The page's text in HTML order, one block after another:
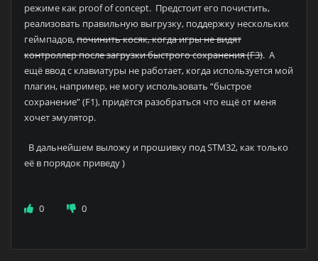
режиме как proof of concept. Предстоит его почистить,
реализовать правильную выгрузку, поддержку нескольких
геймпадов,починить косяк, когда игры не видят
контроллер после загрузки быстрого сохранения (F3). А
ещё ввод с клавиатуры не работает, когда используется мой
плагин, например, не могу использовать “быстрое
сохранение” (F1), придётся разобраться что ещё от меня
хочет эмулятор.
В дальнейшем выложу и прошивку под STM32, как только
её в порядок приведу )
0 0